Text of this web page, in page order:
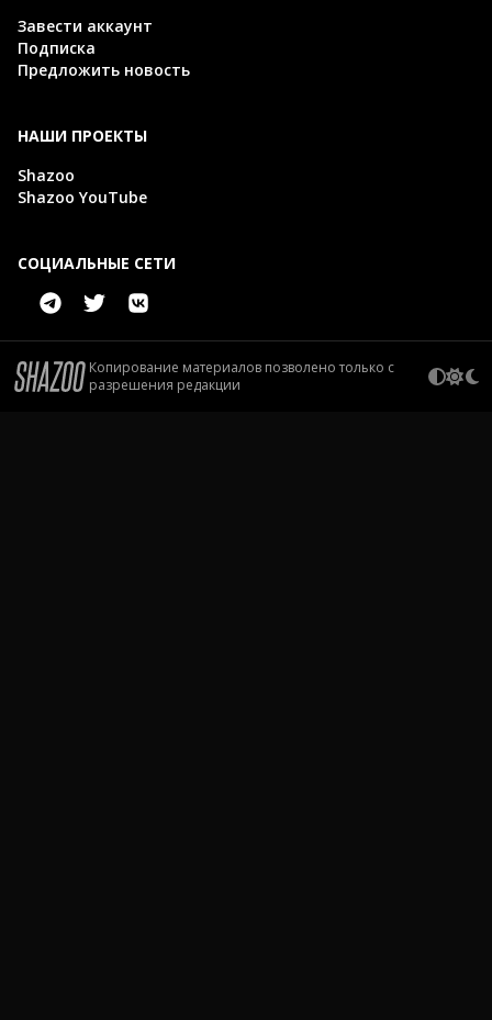
Завести аккаунт
Подписка
Предложить новость
НАШИ ПРОЕКТЫ
Shazoo
Shazoo YouTube
СОЦИАЛЬНЫЕ СЕТИ
Копирование материалов позволено только с
разрешения редакции